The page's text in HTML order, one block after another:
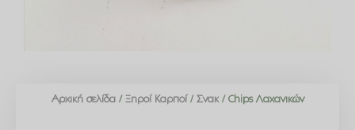
Αρχική σελίδα/ Ξηροί Καρποί / Σνακ/ Chips Λαχανικών